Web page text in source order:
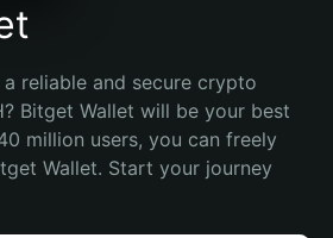
reliable and secure crypto
Bitget Wallet will be your best
million users, you can freely
Wallet. Start your journey